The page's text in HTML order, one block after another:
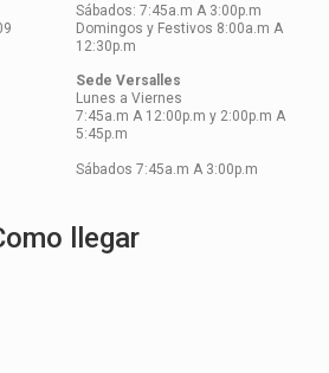
Sábados: 7:45a.m A 3:00p.m
Domingos y Festivos 8:00a.m A
12:30p.m
Sede Versalles
Lunes a Viernes
7:45a.m A 12:00p.m y 2:00p.m A
5:45p.m
Sábados 7:45a.m A 3:00p.m
llegar